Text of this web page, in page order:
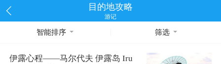
目的地攻略
游记
智能排序 筛选
伊露心程——马尔代夫 伊露岛 Iru